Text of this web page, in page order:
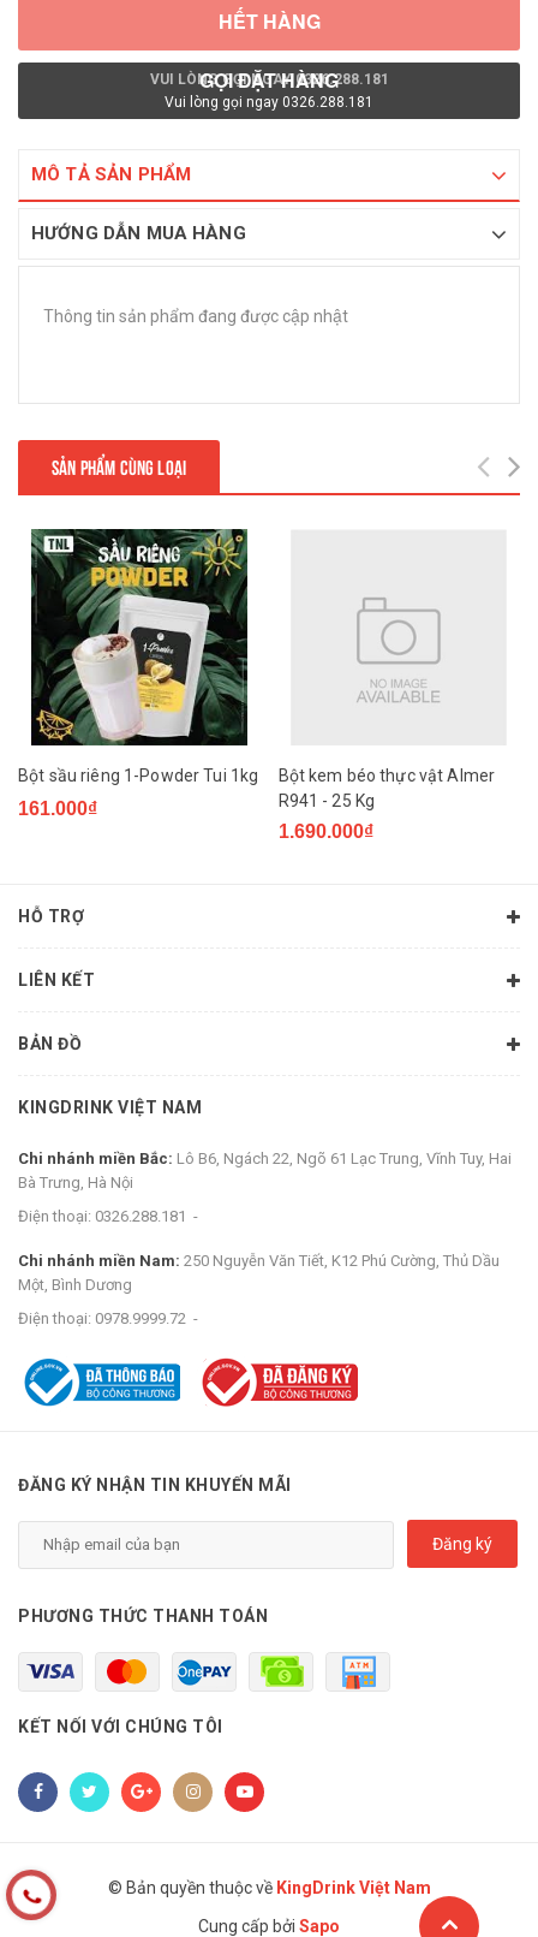
HẾT HÀNG
VUI LÒNG GỌI NGAY 0326.288.181
GỌI ĐẶT HÀNG
Vui lòng gọi ngay 0326.288.181
MÔ TẢ SẢN PHẨM
HƯỚNG DẪN MUA HÀNG
Thông tin sản phẩm đang được cập nhật
SẢN PHẨM CÙNG LOẠI
Bột sầu riêng 1-Powder Tui 1kg
161.000₫
Bột kem béo thực vật Almer
R941 - 25 Kg
1.690.000₫
HỖ TRỢ
LIÊN KẾT
BẢN ĐỒ
KINGDRINK VIỆT NAM
Chi nhánh miền Bắc: Lô B6, Ngách 22, Ngõ 61 Lạc Trung, Vĩnh Tuy, Hai
Bà Trưng, Hà Nội
Điện thoại: 0326.288.181 -
Chi nhánh miền Nam: 250 Nguyễn Văn Tiết, K12 Phú Cường, Thủ Dầu
Một, Bình Dương
Điện thoại: 0978.9999.72 -
ĐĂNG KÝ NHẬN TIN KHUYẾN MÃI
Đăng ký
PHƯƠNG THỨC THANH TOÁN
KẾT NỐI VỚI CHÚNG TÔI
© Bản quyền thuộc về KingDrink Việt Nam
Cung cấp bởi Sapo